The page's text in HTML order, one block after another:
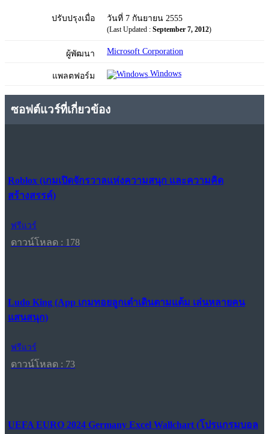
ปรับปรุงเมื่อ วันที่ 7 กันยายน 2555
(Last Updated : September 7, 2012)
ผู้พัฒนา Microsoft Corporation
แพลตฟอร์ม Windows
ซอฟต์แวร์ที่เกี่ยวข้อง
Roblox (เกมเปิดจักรวาลแห่งความสนุก และความคิด
สร้างสรรค์)
ฟรีแวร์
ดาวน์โหลด : 178
Ludo King (App เกมทอยลูกเต๋าเดินตามแต้ม เล่นหลายคน
แสนสนุก)
ฟรีแวร์
ดาวน์โหลด : 73
UEFA EURO 2024 Germany Excel Wallchart (โปรแกรมบอล